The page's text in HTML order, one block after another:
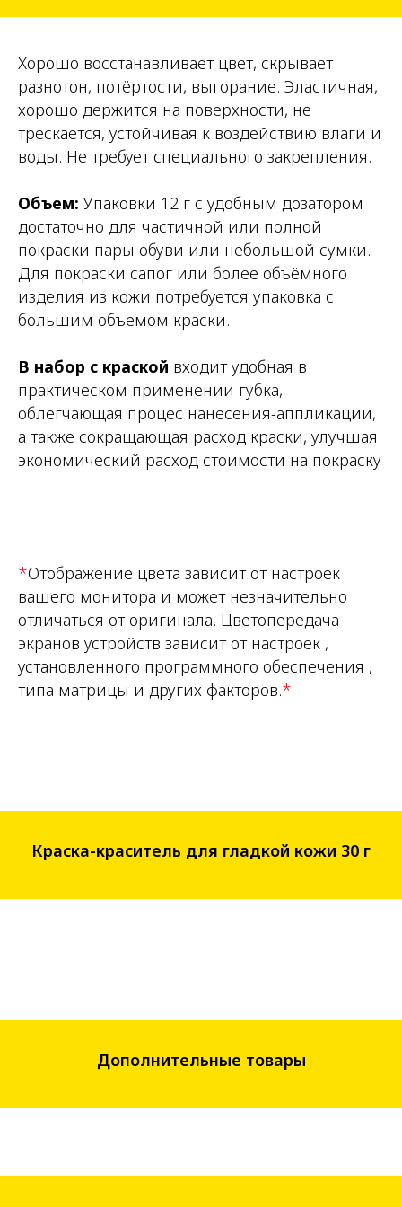
Хорошо восстанавливает цвет, скрывает
разнотон, потёртости, выгорание. Эластичная,
хорошо держится на поверхности, не
трескается, устойчивая к воздействию влаги и
воды. Не требует специального закрепления.
Объем: Упаковки 12 г с удобным дозатором
достаточно для частичной или полной
покраски пары обуви или небольшой сумки.
Для покраски сапог или более объёмного
изделия из кожи потребуется упаковка с
большим объемом краски.
В набор с краской входит удобная в
практическом применении губка,
облегчающая процес нанесения-аппликации,
а также сокращающая расход краски, улучшая
экономический расход стоимости на покраску
*Отображение цвета зависит от настроек
вашего монитора и может незначительно
отличаться от оригинала. Цветопередача
экранов устройств зависит от настроек ,
установленного программного обеспечения ,
типа матрицы и других факторов.*
Краска-краситель для гладкой кожи 30 г
Дополнительные товары